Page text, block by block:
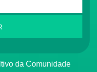
da Comunidade